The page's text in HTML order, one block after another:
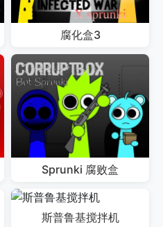
腐化盒3
Sprunki 腐败盒
斯普鲁基搅拌机